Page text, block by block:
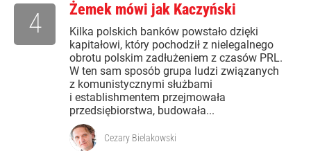
Żemek mówi jak Kaczyński
Kilka polskich banków powstało dzięki
kapitałowi, który pochodził z nielegalnego
obrotu polskim zadłużeniem z czasów PRL.
W ten sam sposób grupa ludzi związanych
z komunistycznymi służbami
i establishmentem przejmowała
przedsiębiorstwa, budowała...
4
Cezary Bielakowski